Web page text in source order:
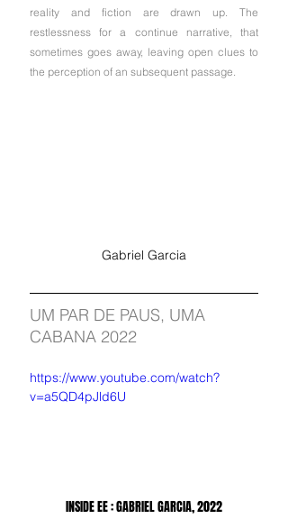
reality and fiction are drawn up. The
restlessness for a continue narrative, that
sometimes goes away, leaving open clues to
the perception of an subsequent passage.
Gabriel Garcia
UM PAR DE PAUS, UMA
CABANA 2022
https://www.youtube.com/watch?
v=a5QD4pJld6U
INSIDE EE : GABRIEL GARCIA, 2022